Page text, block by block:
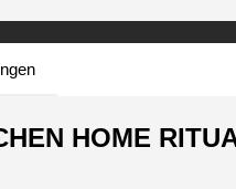
HOME